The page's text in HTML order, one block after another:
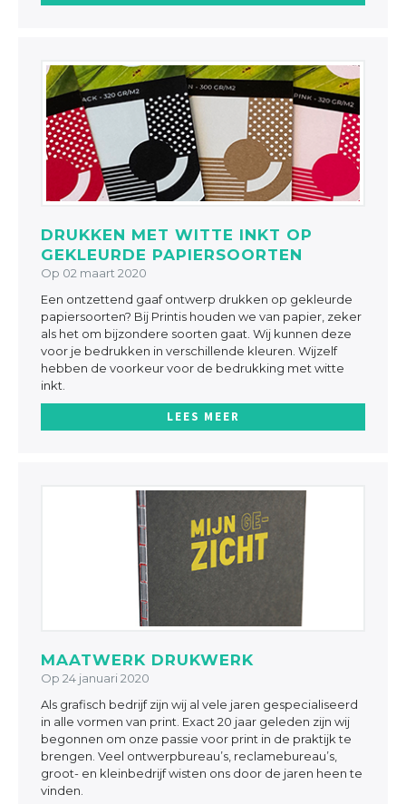
DRUKKEN MET WITTE INKT OP
GEKLEURDE PAPIERSOORTEN
Op 02 maart 2020
Een ontzettend gaaf ontwerp drukken op gekleurde
papiersoorten? Bij Printis houden we van papier, zeker
als het om bijzondere soorten gaat. Wij kunnen deze
voor je bedrukken in verschillende kleuren. Wijzelf
hebben de voorkeur voor de bedrukking met witte
inkt.
LEES MEER
MAATWERK DRUKWERK
Op 24 januari 2020
Als grafisch bedrijf zijn wij al vele jaren gespecialiseerd
in alle vormen van print. Exact 20 jaar geleden zijn wij
begonnen om onze passie voor print in de praktijk te
brengen. Veel ontwerpbureau’s, reclamebureau’s,
groot- en kleinbedrijf wisten ons door de jaren heen te
vinden.